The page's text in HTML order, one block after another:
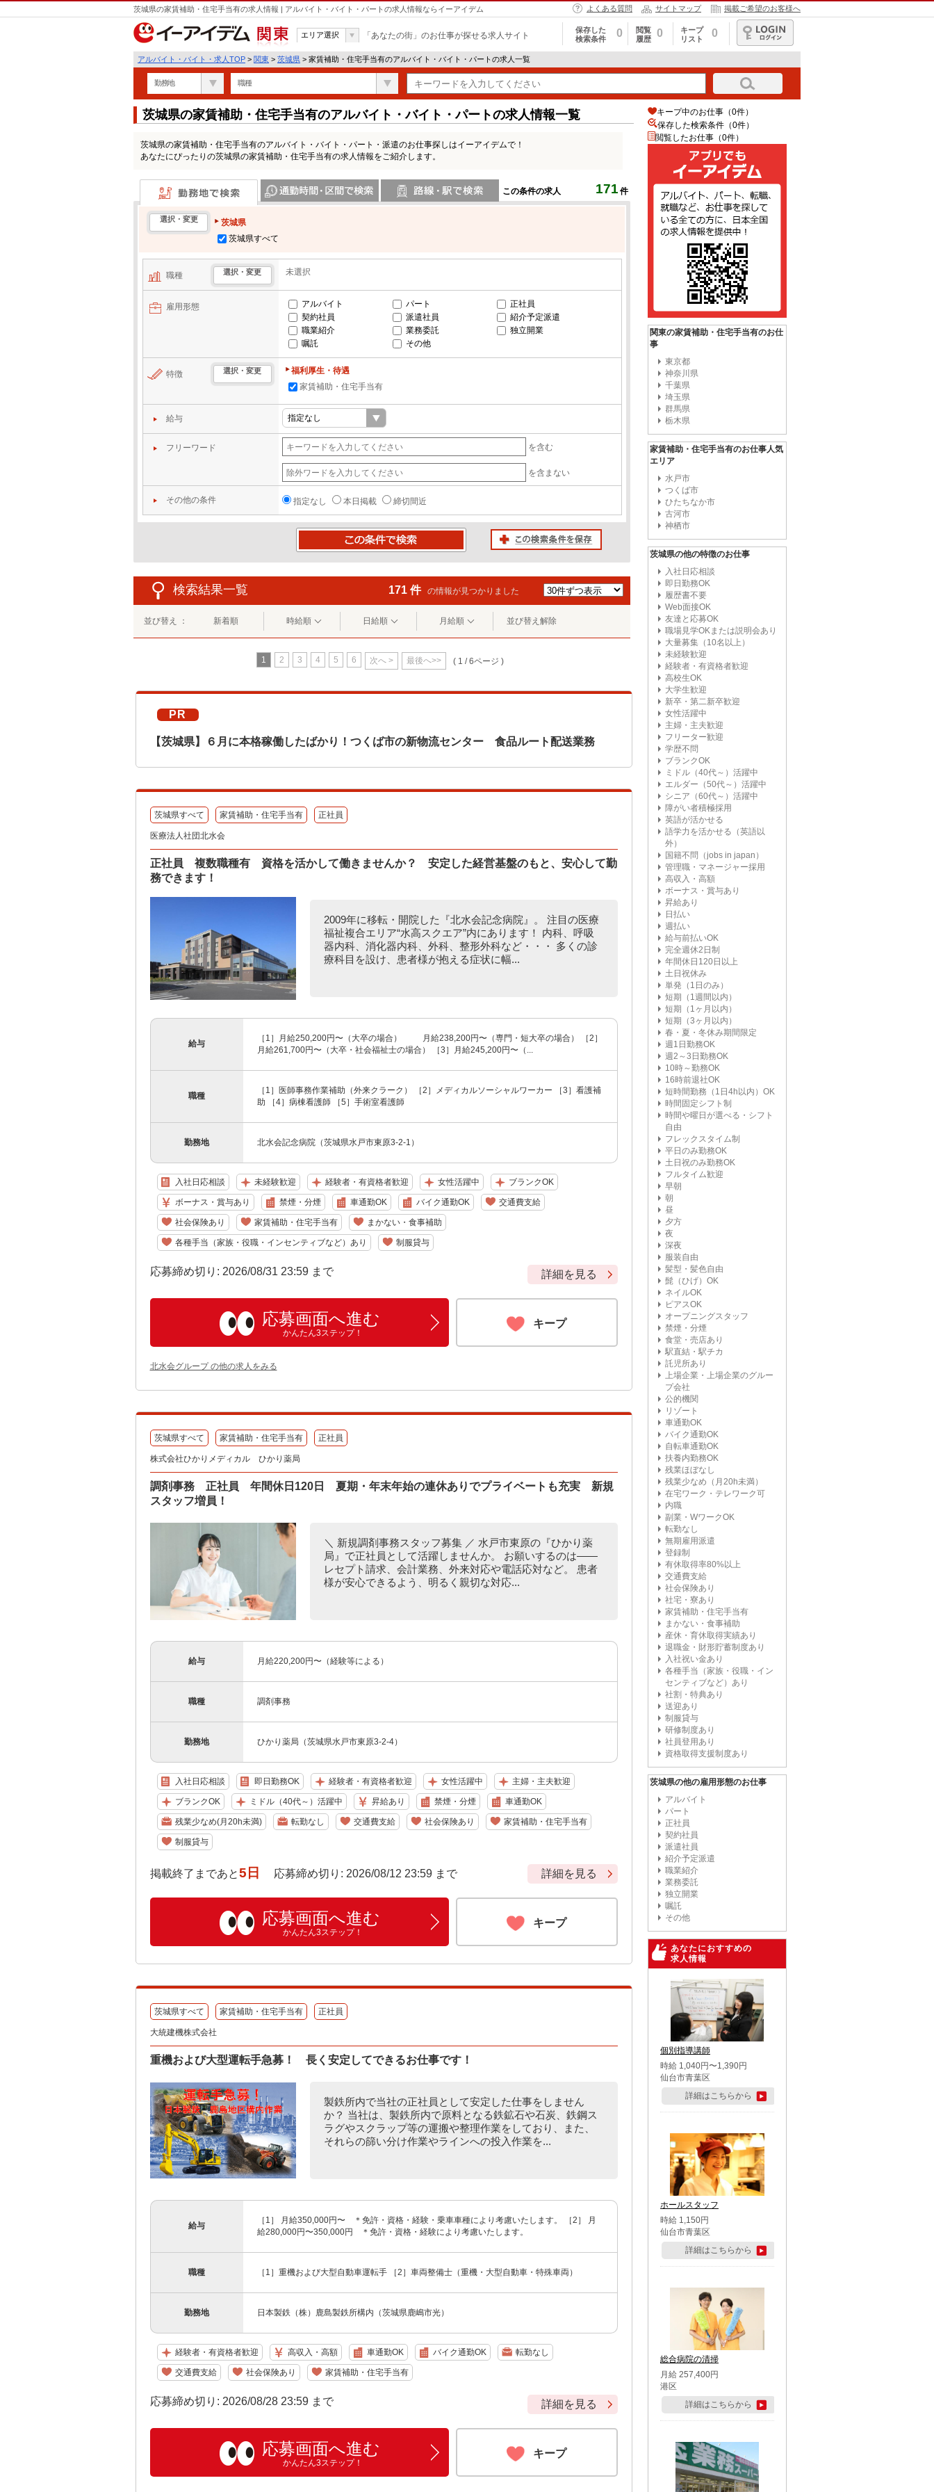
茨城県の家賃補助・住宅手当有の求人情報 | アルバイト・バイト・パートの求人情報ならイーアイデム よくある質問 サイトマップ 掲載ご希望のお客様へ
関東
エリア選択 「あなたの街」のお仕事が探せる求人サイト
保存した
検索条件
0
閲覧
履歴
0
キープ
リスト
0
ログイン
アルバイト・バイト・求人TOP > 関東 > 茨城県 > 家賃補助・住宅手当有のアルバイト・バイト・パートの求人一覧
勤務地 職種
茨城県の家賃補助・住宅手当有のアルバイト・バイト・パートの求人情報一覧
茨城県の家賃補助・住宅手当有のアルバイト・バイト・パート・派遣のお仕事探しはイーアイデムで！
あなたにぴったりの茨城県の家賃補助・住宅手当有の求人情報をご紹介します。
この条件の求人 171 件
勤務地で検索
選択・変更
茨城県
茨城県すべて
職種 選択・変更 未選択
雇用形態 アルバイト パート
正社員
契約社員
派遣社員
紹介予定派遣
職業紹介
業務委託
独立開業
嘱託
その他
特徴 選択・変更
福利厚生・待遇
家賃補助・住宅手当有
給与
フリーワード を含む
を含まない
その他の条件 指定なし 本日掲載 締切間近
検索結果一覧 171 件 の情報が見つかりました
並び替え ： 新着順 時給順 日給順 月給順 並び替え解除
1 2 3 4 5 6 次へ > 最後へ>> ( 1 / 6ページ )
PR
【茨城県】６月に本格稼働したばかり！つくば市の新物流センター 食品ルート配送業務
茨城県すべて 家賃補助・住宅手当有 正社員
医療法人社団北水会
正社員 複数職種有 資格を活かして働きませんか？ 安定した経営基盤のもと、安心して勤
務できます！
2009年に移転・開院した『北水会記念病院』。 注目の医療
福祉複合エリア“水高スクエア”内にあります！ 内科、呼吸
器内科、消化器内科、外科、整形外科など・・・ 多くの診
療科目を設け、患者様が抱える症状に幅...
給与
［1］月給250,200円〜（大卒の場合） 月給238,200円〜（専門・短大卒の場合） ［2］
月給261,700円〜（大卒・社会福祉士の場合） ［3］月給245,200円〜（...
職種
［1］医師事務作業補助（外来クラーク） ［2］メディカルソーシャルワーカー ［3］看護補
助 ［4］病棟看護師 ［5］手術室看護師
勤務地 北水会記念病院（茨城県水戸市東原3-2-1）
入社日応相談 未経験歓迎 経験者・有資格者歓迎 女性活躍中 ブランクOK
ボーナス・賞与あり 禁煙・分煙 車通勤OK バイク通勤OK 交通費支給
社会保険あり 家賃補助・住宅手当有 まかない・食事補助
各種手当（家族・役職・インセンティブなど）あり 制服貸与
応募締め切り: 2026/08/31 23:59 まで 詳細を見る
応募画面へ進む
かんたん3ステップ！
キープ
北水会グループ の他の求人をみる
茨城県すべて 家賃補助・住宅手当有 正社員
株式会社ひかりメディカル ひかり薬局
調剤事務 正社員 年間休日120日 夏期・年末年始の連休ありでプライベートも充実 新規
スタッフ増員！
＼ 新規調剤事務スタッフ募集 ／ 水戸市東原の『ひかり薬
局』で正社員として活躍しませんか。 お願いするのは――
レセプト請求、会計業務、外来対応や電話応対など。 患者
様が安心できるよう、明るく親切な対応...
給与 月給220,200円〜（経験等による）
職種 調剤事務
勤務地 ひかり薬局（茨城県水戸市東原3-2-4）
入社日応相談 即日勤務OK 経験者・有資格者歓迎 女性活躍中 主婦・主夫歓迎
ブランクOK ミドル（40代～）活躍中 昇給あり 禁煙・分煙 車通勤OK
残業少なめ(月20h未満) 転勤なし 交通費支給 社会保険あり 家賃補助・住宅手当有
制服貸与
掲載終了まであと5日 応募締め切り: 2026/08/12 23:59 まで 詳細を見る
応募画面へ進む
かんたん3ステップ！
キープ
茨城県すべて 家賃補助・住宅手当有 正社員
大統建機株式会社
重機および大型運転手急募！ 長く安定してできるお仕事です！
製鉄所内で当社の正社員として安定した仕事をしません
か？ 当社は、製鉄所内で原料となる鉄鉱石や石炭、鉄鋼ス
ラグやスクラップ等の運搬や整理作業をしており、また、
それらの篩い分け作業やラインへの投入作業を...
給与
［1］ 月給350,000円〜 ＊免許・資格・経験・乗車車種により考慮いたします。 ［2］ 月
給280,000円〜350,000円 ＊免許・資格・経験により考慮いたします。
職種 ［1］重機および大型自動車運転手 ［2］車両整備士（重機・大型自動車・特殊車両）
勤務地 日本製鉄（株）鹿島製鉄所構内（茨城県鹿嶋市光）
経験者・有資格者歓迎 高収入・高額 車通勤OK バイク通勤OK 転勤なし
交通費支給 社会保険あり 家賃補助・住宅手当有
応募締め切り: 2026/08/28 23:59 まで 詳細を見る
応募画面へ進む
かんたん3ステップ！
キープ
キープ中のお仕事（0件）
保存した検索条件（0件）
閲覧したお仕事（0件）
関東の家賃補助・住宅手当有のお仕
事
東京都
神奈川県
千葉県
埼玉県
群馬県
栃木県
家賃補助・住宅手当有のお仕事人気
エリア
水戸市
つくば市
ひたちなか市
古河市
神栖市
茨城県の他の特徴のお仕事
入社日応相談
即日勤務OK
履歴書不要
Web面接OK
友達と応募OK
職場見学OKまたは説明会あり
大量募集（10名以上）
未経験歓迎
経験者・有資格者歓迎
高校生OK
大学生歓迎
新卒・第二新卒歓迎
女性活躍中
主婦・主夫歓迎
フリーター歓迎
学歴不問
ブランクOK
ミドル（40代～）活躍中
エルダー（50代～）活躍中
シニア（60代～）活躍中
障がい者積極採用
英語が活かせる
語学力を活かせる（英語以
外）
国籍不問（jobs in japan）
管理職・マネージャー採用
高収入・高額
ボーナス・賞与あり
昇給あり
日払い
週払い
給与前払いOK
完全週休2日制
年間休日120日以上
土日祝休み
単発（1日のみ）
短期（1週間以内）
短期（1ヶ月以内）
短期（3ヶ月以内）
春・夏・冬休み期間限定
週1日勤務OK
週2～3日勤務OK
10時～勤務OK
16時前退社OK
短時間勤務（1日4h以内）OK
時間固定シフト制
時間や曜日が選べる・シフト
自由
フレックスタイム制
平日のみ勤務OK
土日祝のみ勤務OK
フルタイム歓迎
早朝
朝
昼
夕方
夜
深夜
服装自由
髪型・髪色自由
髭（ひげ）OK
ネイルOK
ピアスOK
オープニングスタッフ
禁煙・分煙
食堂・売店あり
駅直結・駅チカ
託児所あり
上場企業・上場企業のグルー
プ会社
公的機関
リゾート
車通勤OK
バイク通勤OK
自転車通勤OK
扶養内勤務OK
残業ほぼなし
残業少なめ（月20h未満）
在宅ワーク・テレワーク可
内職
副業・WワークOK
転勤なし
無期雇用派遣
登録制
有休取得率80%以上
交通費支給
社会保険あり
社宅・寮あり
家賃補助・住宅手当有
まかない・食事補助
産休・育休取得実績あり
退職金・財形貯蓄制度あり
入社祝い金あり
各種手当（家族・役職・イン
センティブなど）あり
社割・特典あり
送迎あり
制服貸与
研修制度あり
社員登用あり
資格取得支援制度あり
茨城県の他の雇用形態のお仕事
アルバイト
パート
正社員
契約社員
派遣社員
紹介予定派遣
職業紹介
業務委託
独立開業
嘱託
その他
あなたにおすすめの
求人情報
個別指導講師
時給 1,040円〜1,390円
仙台市青葉区
詳細はこちらから
ホールスタッフ
時給 1,150円
仙台市青葉区
詳細はこちらから
総合病院の清掃
月給 257,400円
港区
詳細はこちらから